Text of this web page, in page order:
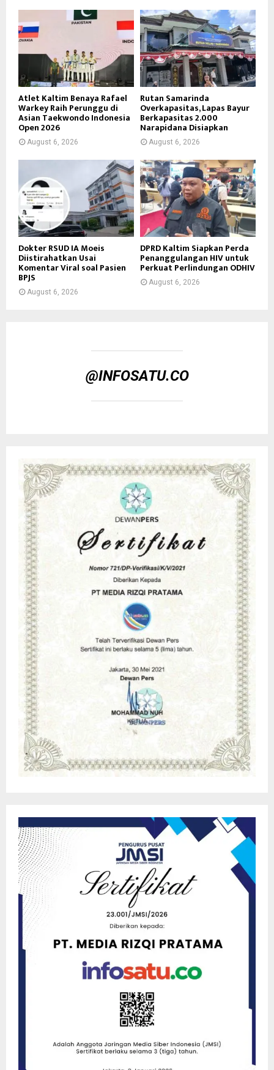
Atlet Kaltim Benaya Rafael
Warkey Raih Perunggu di
Asian Taekwondo Indonesia
Open 2026
August 6, 2026
Rutan Samarinda
Overkapasitas, Lapas Bayur
Berkapasitas 2.000
Narapidana Disiapkan
August 6, 2026
Dokter RSUD IA Moeis
Diistirahatkan Usai
Komentar Viral soal Pasien
BPJS
August 6, 2026
DPRD Kaltim Siapkan Perda
Penanggulangan HIV untuk
Perkuat Perlindungan ODHIV
August 6, 2026
@INFOSATU.CO